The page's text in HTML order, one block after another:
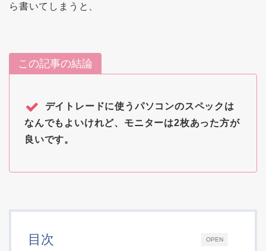
ら書いてしまうと、
この記事の結論
デイトレードに使うパソコンのスペックは
なんでもよいけれど、モニターは2枚あった方が
良いです。
OPEN
目次